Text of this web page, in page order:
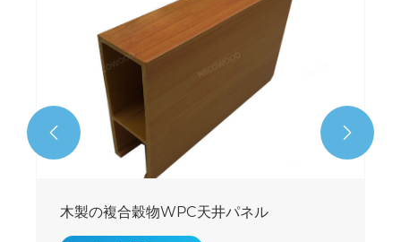
簡単にインストールする木材Batten WPC
 